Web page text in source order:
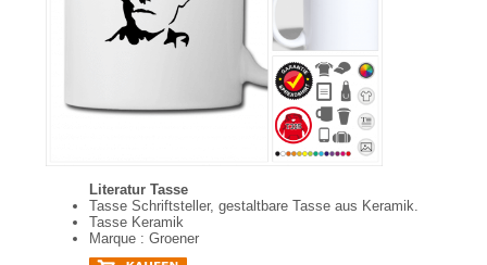
Literatur Tasse
Tasse Schriftsteller, gestaltbare Tasse aus Keramik.
Tasse Keramik
Marque : Groener